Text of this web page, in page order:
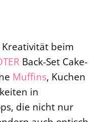
beim
Back-Set Cake-
Muffins, Kuchen
in
die nicht nur